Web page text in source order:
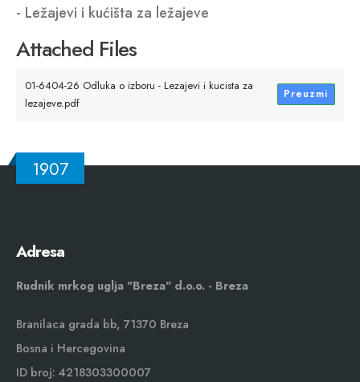
- Ležajevi i kućišta za ležajeve
Attached Files
01-6404-26 Odluka o izboru - Lezajevi i kucista za
lezajeve.pdf
Preuzmi
1907
Adresa
Rudnik mrkog uglja "Breza" d.o.o. - Breza
Branilaca grada bb, 71370 Breza
Bosna i Hercegovina
ID broj: 4218303300007